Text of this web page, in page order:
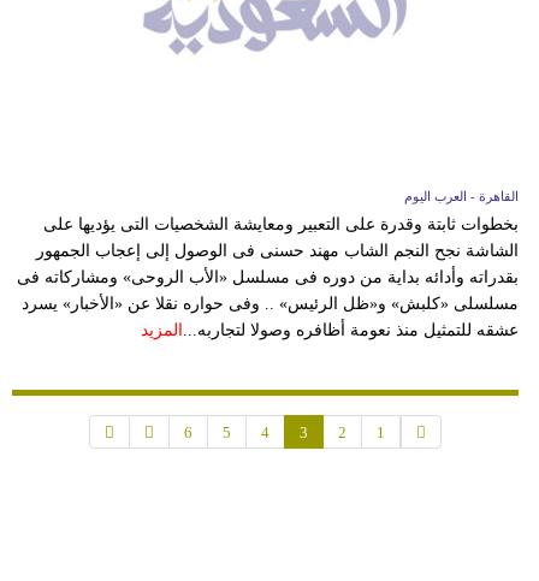
القاهرة - العرب اليوم
بخطوات ثابتة وقدرة على التعبير ومعايشة الشخصيات التى يؤديها على
الشاشة نجح النجم الشاب مهند حسنى فى الوصول إلى إعجاب الجمهور
بقدراته وأدائه بداية من دوره فى مسلسل «الأب الروحى» ومشاركاته فى
مسلسلى «كلبش» و«ظل الرئيس» .. وفى حواره نقلا عن «الأخبار» يسرد
عشقه للتمثيل منذ نعومة أظافره وصولا لتجاربه... المزيد
1
2
3
4
5
6